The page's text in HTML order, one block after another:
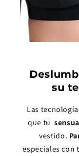
su
Las
que tu
vestido.
especiales